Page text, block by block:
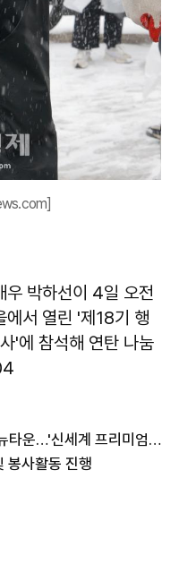
우 박하선이 4일 오전
에서 열린 '제18기 행
'에 참석해 연탄 나눔
연탄가루 펄펄 날리던 대구 안심뉴타운…'신세계 프리미엄 아울렛' 품고 날개 핀다.
봉사활동 진행